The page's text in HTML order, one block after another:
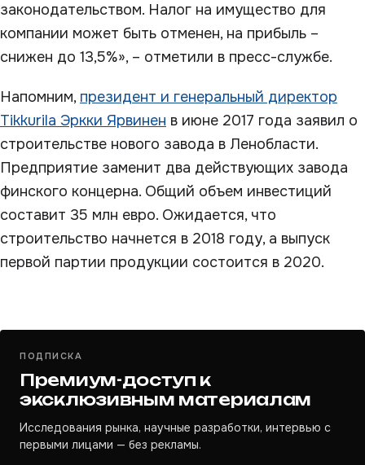
законодательством. Налог на имущество для
компании может быть отменен, на прибыль –
снижен до 13,5%», – отметили в пресс-службе.
Напомним, президент и генеральный директор
Tikkurila Эркки Ярвинен в июне 2017 года заявил о
строительстве нового завода в Ленобласти.
Предприятие заменит два действующих завода
финского концерна. Общий объем инвестиций
составит 35 млн евро. Ожидается, что
строительство начнется в 2018 году, а выпуск
первой партии продукции состоится в 2020.
ПОДПИСКА
Премиум-доступ к
эксклюзивным материалам
Исследования рынка, научные разработки, интервью с
первыми лицами — без рекламы.